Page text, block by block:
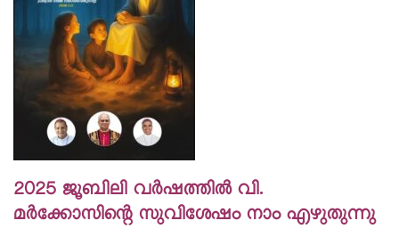
2025 ജൂബിലി വർഷത്തിൽ വി.
മർക്കോസിൻ്റെ സുവിശേഷം നാം എഴുതുന്നു